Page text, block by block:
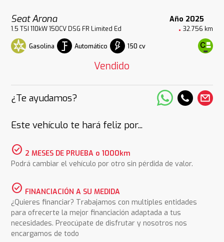
Seat Arona Año 2025
1.5 TSI 110kW 150CV DSG FR Limited Ed 32.756 km
Gasolina Automático 150 cv
Vendido
¿Te ayudamos?
Este vehículo te hará feliz por...
check_circle 2 MESES DE PRUEBA o 1000km
Podrá cambiar el vehículo por otro sin pérdida de valor.
check_circle FINANCIACIÓN A SU MEDIDA
¿Quieres financiar? Trabajamos con multiples entidades
para ofrecerte la mejor financiación adaptada a tus
necesidades. Preocúpate de disfrutar y nosotros nos
encargamos de todo